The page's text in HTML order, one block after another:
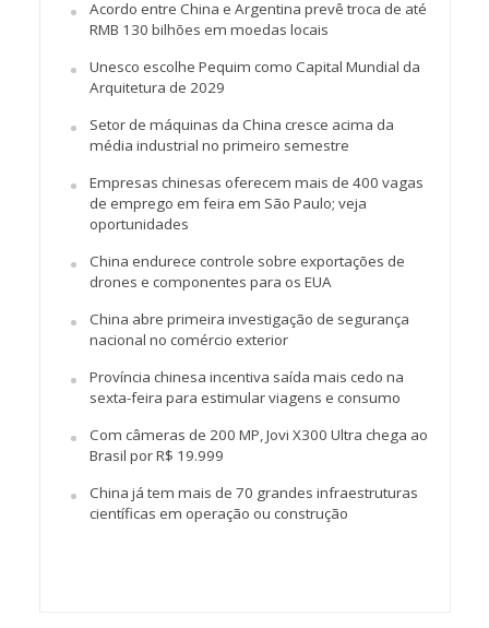
Acordo entre China e Argentina prevê troca de até
RMB 130 bilhões em moedas locais
Unesco escolhe Pequim como Capital Mundial da
Arquitetura de 2029
Setor de máquinas da China cresce acima da
média industrial no primeiro semestre
Empresas chinesas oferecem mais de 400 vagas
de emprego em feira em São Paulo; veja
oportunidades
China endurece controle sobre exportações de
drones e componentes para os EUA
China abre primeira investigação de segurança
nacional no comércio exterior
Província chinesa incentiva saída mais cedo na
sexta-feira para estimular viagens e consumo
Com câmeras de 200 MP, Jovi X300 Ultra chega ao
Brasil por R$ 19.999
China já tem mais de 70 grandes infraestruturas
científicas em operação ou construção